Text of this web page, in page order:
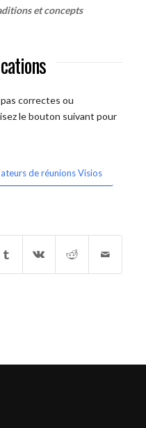
et concepts
correctes ou
le bouton suivant pour
de réunions Visios